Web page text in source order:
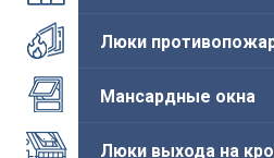
Люки
Мансардные окна
Люки выхода на